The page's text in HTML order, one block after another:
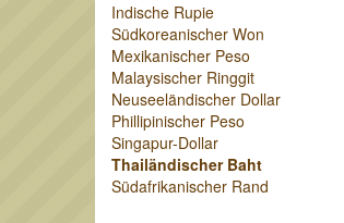
Indische Rupie
Südkoreanischer Won
Mexikanischer Peso
Malaysischer Ringgit
Neuseeländischer Dollar
Phillipinischer Peso
Singapur-Dollar
Thailändischer Baht
Südafrikanischer Rand